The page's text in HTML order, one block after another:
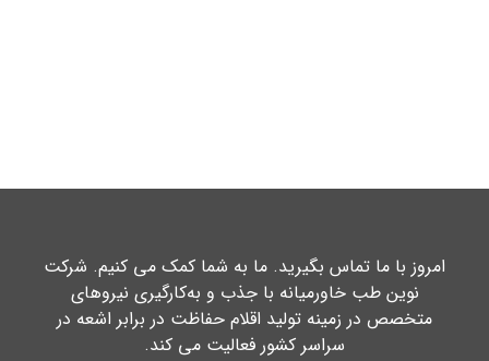
امروز با ما تماس بگیرید. ما به شما کمک می کنیم. شرکت
نوین طب خاورمیانه با جذب و به‌کارگیری نیروهای
متخصص در زمینه تولید اقلام حفاظت در برابر اشعه در
سراسر کشور فعالیت می کند.